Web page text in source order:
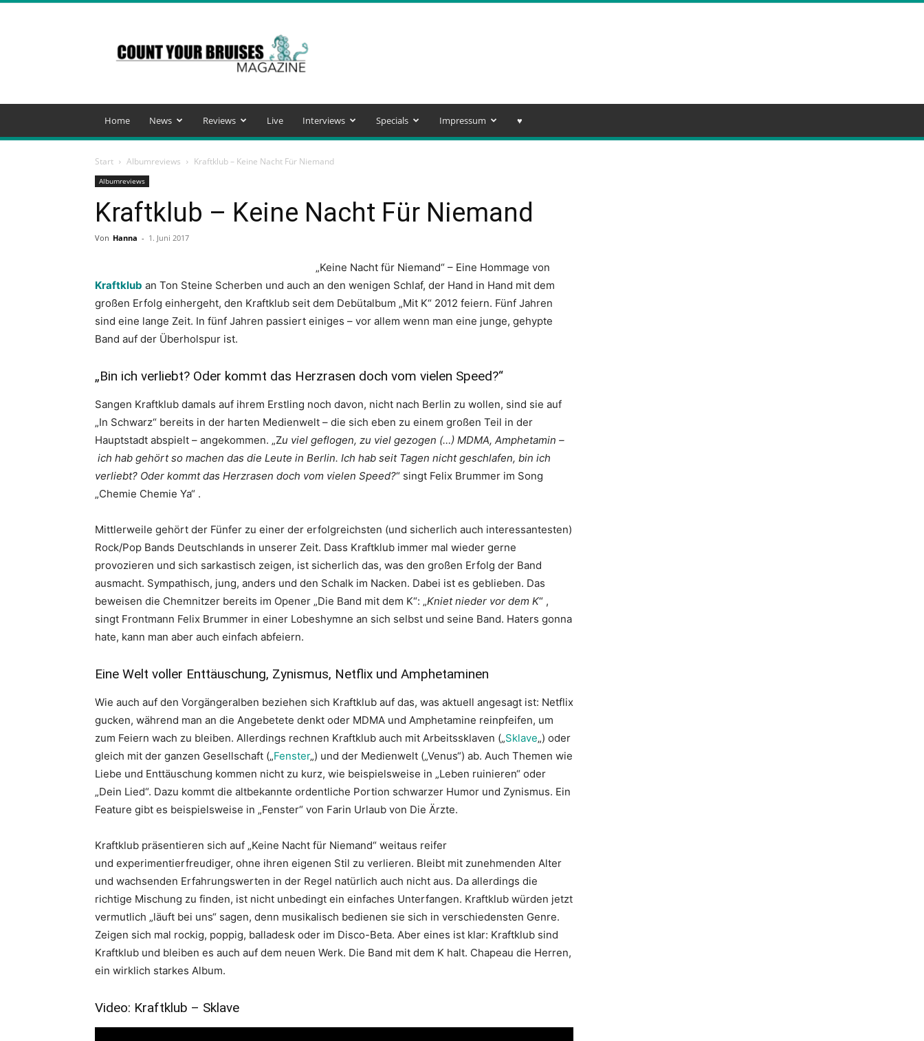
Your
Bruises
Magazine
Home News Reviews Live Interviews Specials Impressum ♥️
Start Albumreviews Kraftklub – Keine Nacht Für Niemand
Albumreviews
Kraftklub – Keine Nacht Für Niemand
Von Hanna - 1. Juni 2017
„Keine Nacht für Niemand“ – Eine Hommage von
Kraftklub an Ton Steine Scherben und auch an den wenigen Schlaf, der Hand in Hand mit dem
großen Erfolg einhergeht, den Kraftklub seit dem Debütalbum „Mit K“ 2012 feiern. Fünf Jahren
sind eine lange Zeit. In fünf Jahren passiert einiges – vor allem wenn man eine junge, gehypte
Band auf der Überholspur ist.
„Bin ich verliebt? Oder kommt das Herzrasen doch vom vielen Speed?“
Sangen Kraftklub damals auf ihrem Erstling noch davon, nicht nach Berlin zu wollen, sind sie auf
„In Schwarz“ bereits in der harten Medienwelt – die sich eben zu einem großen Teil in der
Hauptstadt abspielt – angekommen. „Zu viel geflogen, zu viel gezogen (…) MDMA, Amphetamin –
ich hab gehört so machen das die Leute in Berlin. Ich hab seit Tagen nicht geschlafen, bin ich
verliebt? Oder kommt das Herzrasen doch vom vielen Speed?“ singt Felix Brummer im Song
„Chemie Chemie Ya“ .
Mittlerweile gehört der Fünfer zu einer der erfolgreichsten (und sicherlich auch interessantesten)
Rock/Pop Bands Deutschlands in unserer Zeit. Dass Kraftklub immer mal wieder gerne
provozieren und sich sarkastisch zeigen, ist sicherlich das, was den großen Erfolg der Band
ausmacht. Sympathisch, jung, anders und den Schalk im Nacken. Dabei ist es geblieben. Das
beweisen die Chemnitzer bereits im Opener „Die Band mit dem K“: „Kniet nieder vor dem K“ ,
singt Frontmann Felix Brummer in einer Lobeshymne an sich selbst und seine Band. Haters gonna
hate, kann man aber auch einfach abfeiern.
Eine Welt voller Enttäuschung, Zynismus, Netflix und Amphetaminen
Wie auch auf den Vorgängeralben beziehen sich Kraftklub auf das, was aktuell angesagt ist: Netflix
gucken, während man an die Angebetete denkt oder MDMA und Amphetamine reinpfeifen, um
zum Feiern wach zu bleiben. Allerdings rechnen Kraftklub auch mit Arbeitssklaven („Sklave„) oder
gleich mit der ganzen Gesellschaft („Fenster„) und der Medienwelt („Venus“) ab. Auch Themen wie
Liebe und Enttäuschung kommen nicht zu kurz, wie beispielsweise in „Leben ruinieren“ oder
„Dein Lied“. Dazu kommt die altbekannte ordentliche Portion schwarzer Humor und Zynismus. Ein
Feature gibt es beispielsweise in „Fenster“ von Farin Urlaub von Die Ärzte.
Kraftklub präsentieren sich auf „Keine Nacht für Niemand“ weitaus reifer
und experimentierfreudiger, ohne ihren eigenen Stil zu verlieren. Bleibt mit zunehmenden Alter
und wachsenden Erfahrungswerten in der Regel natürlich auch nicht aus. Da allerdings die
richtige Mischung zu finden, ist nicht unbedingt ein einfaches Unterfangen. Kraftklub würden jetzt
vermutlich „läuft bei uns“ sagen, denn musikalisch bedienen sie sich in verschiedensten Genre.
Zeigen sich mal rockig, poppig, balladesk oder im Disco-Beta. Aber eines ist klar: Kraftklub sind
Kraftklub und bleiben es auch auf dem neuen Werk. Die Band mit dem K halt. Chapeau die Herren,
ein wirklich starkes Album.
Video: Kraftklub – Sklave